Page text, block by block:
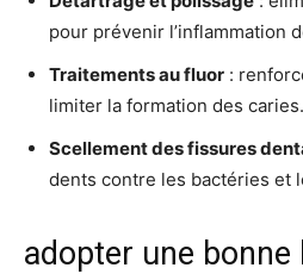
pour prévenir l’inflammation
Traitements au fluor :
limiter la formation des caries.
Scellement des fissures
dents contre les bactéries et
adopter une bonne